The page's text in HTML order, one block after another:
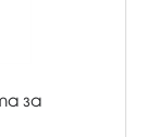
за